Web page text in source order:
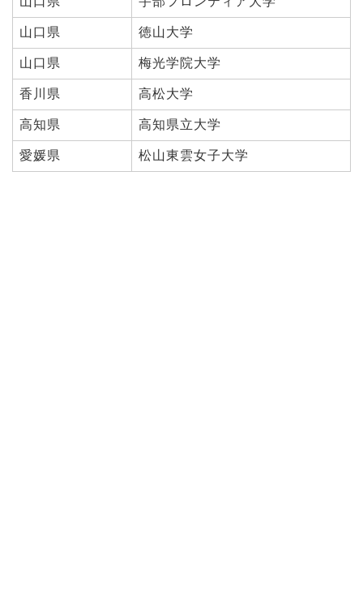
山口県 徳山大学
山口県 梅光学院大学
香川県 高松大学
高知県 高知県立大学
愛媛県 松山東雲女子大学